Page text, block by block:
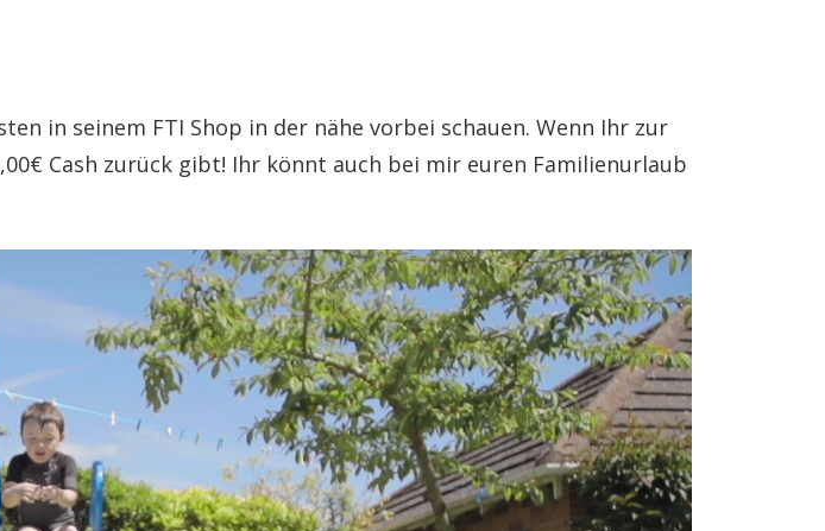
in seinem FTI Shop in der nähe vorbei schauen. Wenn Ihr zur
Cash zurück gibt! Ihr könnt auch bei mir euren Familienurlaub